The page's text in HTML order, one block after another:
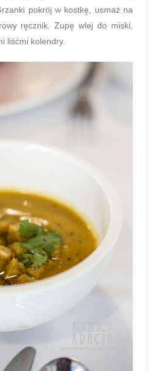
pokrój w kostkę, usmaż na
ręcznik. Zupę wlej do miski,
liśćmi kolendry.